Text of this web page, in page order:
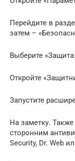
Перейдите в
затем –
Выберите «Защита
Откройте
Запустите
На заметку.
сторонним
Security, Dr. Web